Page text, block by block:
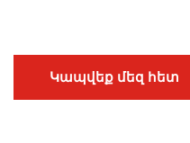
Կապվեք մեզ հետ